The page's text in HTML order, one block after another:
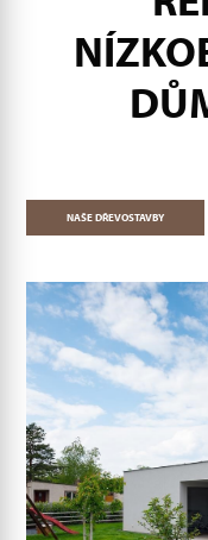
NAŠE DŘEVOSTAVBY